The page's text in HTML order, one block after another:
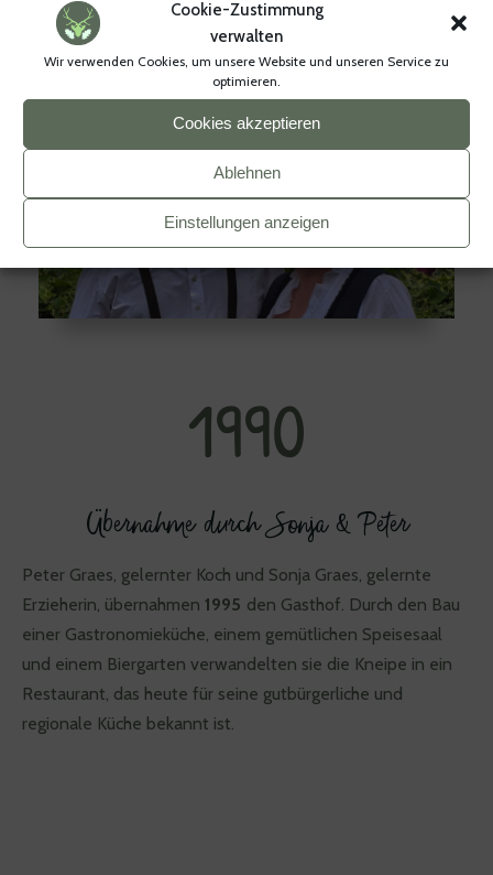
Cookie-Zustimmung
verwalten
Wir verwenden Cookies, um unsere Website und unseren Service zu
optimieren.
Cookies akzeptieren
Ablehnen
Einstellungen anzeigen
1990
Übernahme durch Sonja & Peter
Peter Graes, gelernter Koch und Sonja Graes, gelernte
Erzieherin, übernahmen 1995 den Gasthof. Durch den Bau
einer Gastronomieküche, einem gemütlichen Speisesaal
und einem Biergarten verwandelten sie die Kneipe in ein
Restaurant, das heute für seine gutbürgerliche und
regionale Küche bekannt ist.